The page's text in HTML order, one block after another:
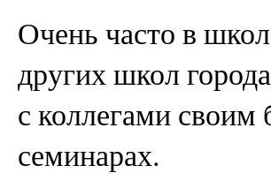
Очень часто в
других школ
с коллегами
семинарах.